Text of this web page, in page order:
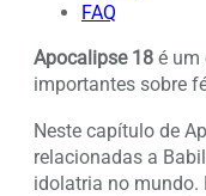
FAQ
Apocalipse 18 é um
importantes sobre
Neste capítulo de
relacionadas a
idolatria no mundo.